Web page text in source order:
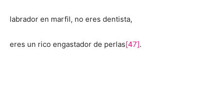
labrador en marfil, no eres dentista,
eres un rico engastador de perlas[47].